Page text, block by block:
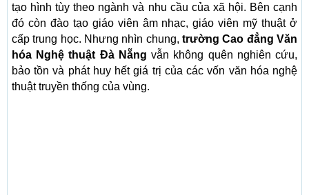
tạo hình tùy theo ngành và nhu cầu của xã hội. Bên cạnh
đó còn đào tạo giáo viên âm nhạc, giáo viên mỹ thuật ở
cấp trung học. Nhưng nhìn chung, trường Cao đẳng Văn
hóa Nghệ thuật Đà Nẵng vẫn không quên nghiên cứu,
bảo tồn và phát huy hết giá trị của các vốn văn hóa nghệ
thuật truyền thống của vùng.